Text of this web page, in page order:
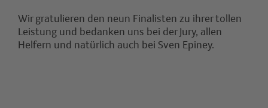
Wir gratulieren den neun Finalisten zu ihrer tollen
Leistung und bedanken uns bei der Jury, allen
Helfern und natürlich auch bei Sven Epiney.